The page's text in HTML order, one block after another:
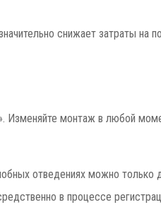
снижает затраты на
Изменяйте монтаж в любой
отведениях можно только
в процессе